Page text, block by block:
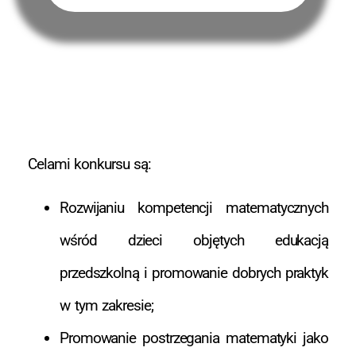
Celami konkursu są:
Rozwijaniu kompetencji matematycznych
wśród dzieci objętych edukacją
przedszkolną i promowanie dobrych praktyk
w tym zakresie;
Promowanie postrzegania matematyki jako